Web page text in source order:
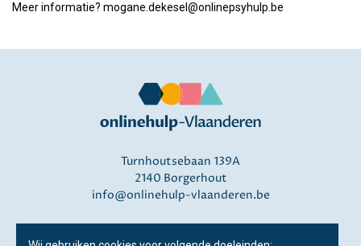
Meer informatie? mogane.dekesel@onlinepsyhulp.be
Turnhoutsebaan 139A
2140 Borgerhout
info@onlinehulp-vlaanderen.be